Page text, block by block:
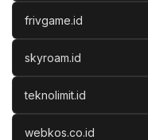
frivgame.id
skyroam.id
teknolimit.id
webkos.co.id